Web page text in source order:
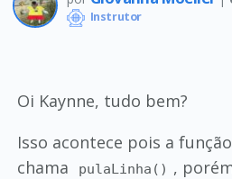
Instrutor
Oi Kaynne, tudo bem?
Isso acontece pois a
chama
pulaLinha() ,